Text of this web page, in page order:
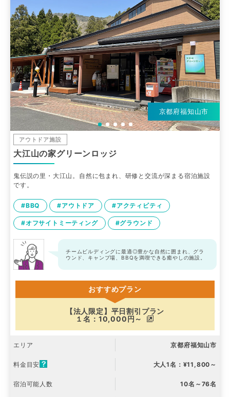
京都府福知山市
アウトドア施設
大江山の家グリーンロッジ
鬼伝説の里・大江山。自然に包まれ、研修と交流が深まる宿泊施設
です。
#BBQ #アウトドア #アクティビティ
#オフサイトミーティング #グラウンド
チームビルディングに最適◎豊かな自然に囲まれ、グラ
ウンド、キャンプ場、BBQを満喫できる癒やしの施設。
おすすめプラン
【法人限定】平日割引プラン
１名：10,000円～
エリア 京都府福知山市
料金目安 大人1名：¥11,800～
宿泊可能人数 10名～76名